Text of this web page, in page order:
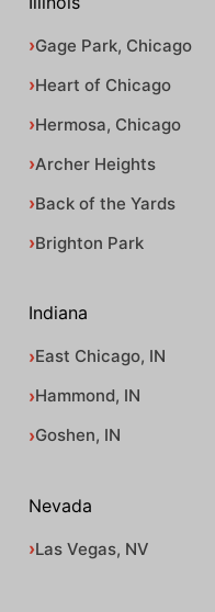
Gage Park, Chicago
Heart of Chicago
Hermosa, Chicago
Archer Heights
Back of the Yards
Brighton Park
Indiana
East Chicago, IN
Hammond, IN
Goshen, IN
Nevada
Las Vegas, NV